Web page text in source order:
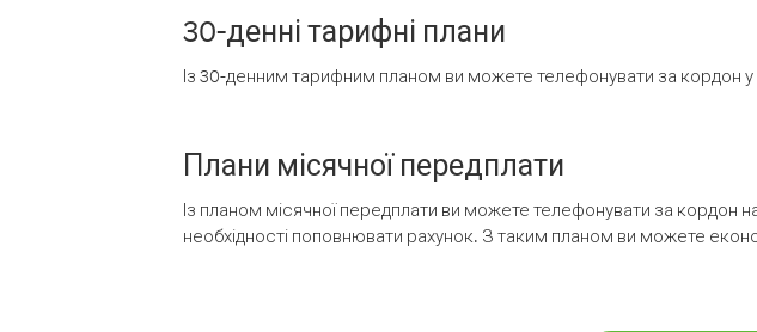
30-денні тарифні плани
Із 30-денним тарифним планом ви можете телефонувати за кордон
Плани місячної передплати
Із планом місячної передплати ви можете телефонувати за кордон
необхідності поповнювати рахунок. З таким планом ви можете